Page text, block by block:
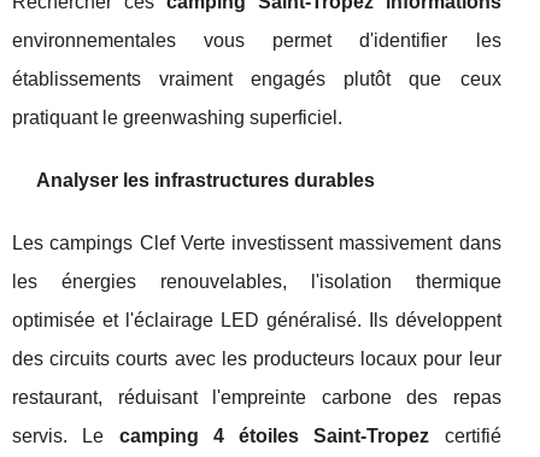
environnementales vous permet d'identifier les
établissements vraiment engagés plutôt que ceux
pratiquant le greenwashing superficiel.
Analyser les infrastructures durables
Les campings Clef Verte investissent massivement dans
les énergies renouvelables, l'isolation thermique
optimisée et l'éclairage LED généralisé. Ils développent
des circuits courts avec les producteurs locaux pour leur
restaurant, réduisant l'empreinte carbone des repas
servis. Le camping 4 étoiles Saint-Tropez certifié